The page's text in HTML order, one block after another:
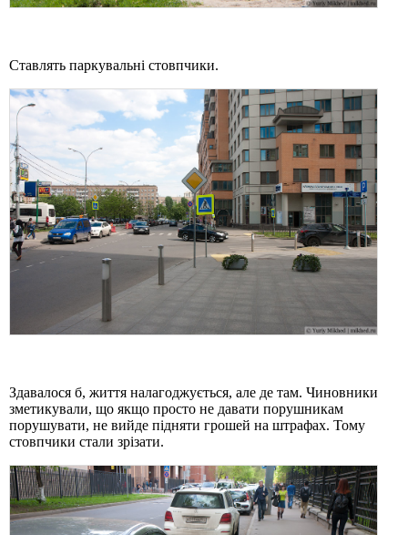
Ставлять паркувальні стовпчики.
Здавалося б, життя налагоджується, але де там. Чиновники
зметикували, що якщо просто не давати порушникам
порушувати, не вийде підняти грошей на штрафах. Тому
стовпчики стали зрізати.